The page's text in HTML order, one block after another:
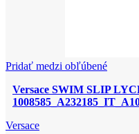
Pridať medzi obľúbené
Versace SWIM SLIP
Versace